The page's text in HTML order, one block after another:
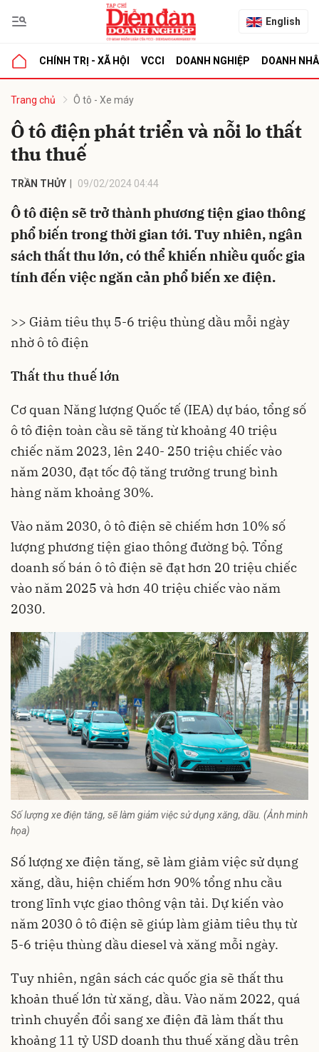
English
CHÍNH TRỊ - XÃ HỘI VCCI DOANH NGHIỆP DOANH
Trang chủ Ô tô - Xe máy
Ô tô điện phát triển và nỗi lo thất
thu thuế
TRẦN THỦY 09/02/2024 04:44
Ô tô điện sẽ trở thành phương tiện giao thông
phổ biến trong thời gian tới. Tuy nhiên, ngân
sách thất thu lớn, có thể khiến nhiều quốc gia
tính đến việc ngăn cản phổ biến xe điện.
>> Giảm tiêu thụ 5-6 triệu thùng dầu mỗi ngày
nhờ ô tô điện
Thất thu thuế lớn
Cơ quan Năng lượng Quốc tế (IEA) dự báo, tổng số
ô tô điện toàn cầu sẽ tăng từ khoảng 40 triệu
chiếc năm 2023, lên 240- 250 triệu chiếc vào
năm 2030, đạt tốc độ tăng trưởng trung bình
hàng năm khoảng 30%.
Vào năm 2030, ô tô điện sẽ chiếm hơn 10% số
lượng phương tiện giao thông đường bộ. Tổng
doanh số bán ô tô điện sẽ đạt hơn 20 triệu chiếc
vào năm 2025 và hơn 40 triệu chiếc vào năm
2030.
Số lượng xe điện tăng, sẽ làm giảm việc sử dụng xăng, dầu. (Ảnh minh
họa)
Số lượng xe điện tăng, sẽ làm giảm việc sử dụng
xăng, dầu, hiện chiếm hơn 90% tổng nhu cầu
trong lĩnh vực giao thông vận tải. Dự kiến vào
năm 2030 ô tô điện sẽ giúp làm giảm tiêu thụ từ
5-6 triệu thùng dầu diesel và xăng mỗi ngày.
Tuy nhiên, ngân sách các quốc gia sẽ thất thu
khoản thuế lớn từ xăng, dầu. Vào năm 2022, quá
trình chuyển đổi sang xe điện đã làm thất thu
khoảng 11 tỷ USD doanh thu thuế xăng dầu trên
luận
Hủy